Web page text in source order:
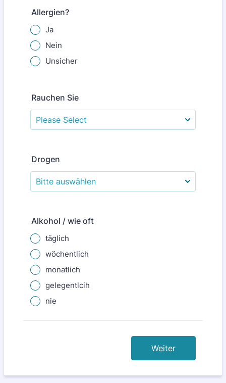
Allergien?
Ja
Nein
Unsicher
Rauchen Sie
Drogen
Alkohol / wie oft
täglich
wöchentlich
monatlich
gelegentlcih
nie
Weiter